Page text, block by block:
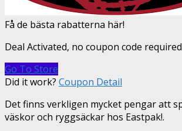
Få de bästa rabatterna här!
Deal Activated, no coupon code
Go To Store
Did it work? Coupon Detail
Det finns verkligen mycket pengar att
väskor och ryggsäckar hos Eastpak!.